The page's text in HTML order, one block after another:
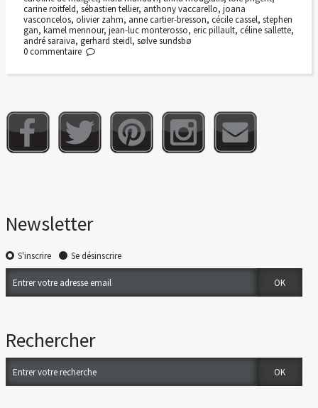
carine roitfeld, sébastien tellier, anthony vaccarello, joana
vasconcelos, olivier zahm, anne cartier-bresson, cécile cassel, stephen
gan, kamel mennour, jean-luc monterosso, eric pillault, céline sallette,
andré saraiva, gerhard steidl, sølve sundsbø
0 commentaire
Newsletter
S'inscrire Se désinscrire
Rechercher